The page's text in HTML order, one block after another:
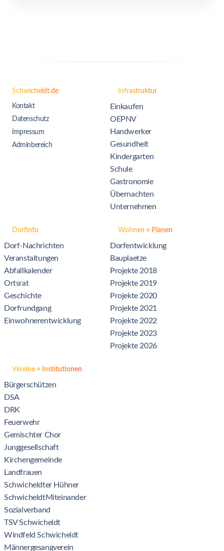
Schwicheldt.de
Kontakt
Datenschutz
Impressum
Adminbereich
Infrastruktur
Einkaufen
OEPNV
Handwerker
Gesundheit
Kindergarten
Schule
Gastronomie
Übernachten
Unternehmen
Dorfinfo
Dorf-Nachrichten
Veranstaltungen
Abfallkalender
Ortsrat
Geschichte
Dorfrundgang
Einwohnerentwicklung
Wohnen + Planen
Dorfentwicklung
Bauplaetze
Projekte 2018
Projekte 2019
Projekte 2020
Projekte 2021
Projekte 2022
Projekte 2023
Projekte 2026
Vereine + Institutionen
Bürgerschützen
DSA
DRK
Feuerwehr
Gemischter Chor
Junggesellschaft
Kirchengemeinde
Landfrauen
Schwicheldter Hühner
SchwicheldtMiteinander
Sozialverband
TSV Schwicheldt
Windfeld Schwicheldt
Männergesangverein